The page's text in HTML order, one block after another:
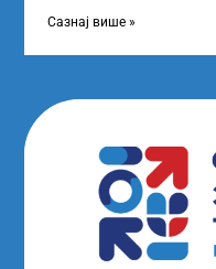
Сазнај више »